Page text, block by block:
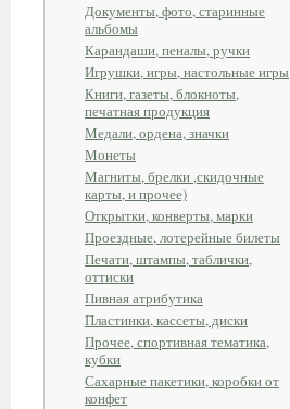
Документы, фото, старинные
альбомы
Карандаши, пеналы, ручки
Игрушки, игры, настольные игры
Книги, газеты, блокноты,
печатная продукция
Медали, ордена, значки
Монеты
Магниты, брелки ,скидочные
карты, и прочее)
Открытки, конверты, марки
Проездные, лотерейные билеты
Печати, штампы, таблички,
оттиски
Пивная атрибутика
Пластинки, кассеты, диски
Прочее, спортивная тематика,
кубки
Сахарные пакетики, коробки от
конфет